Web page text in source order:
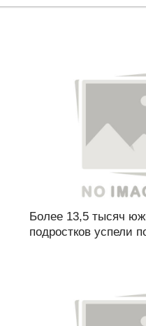
Более 13,5 тысяч
подростков успели